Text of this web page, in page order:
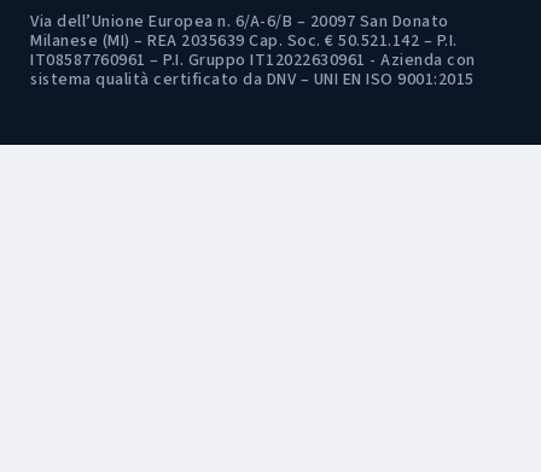
Via dell’Unione Europea n. 6/A-6/B – 20097 San Donato
Milanese (MI) – REA 2035639 Cap. Soc. € 50.521.142 – P.I.
IT08587760961 – P.I. Gruppo IT12022630961 - Azienda con
sistema qualità certificato da DNV – UNI EN ISO 9001:2015